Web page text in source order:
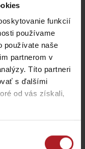
funkcií
používame
používate naše
partnerom v
Títo partneri
s ďalšími
od vás získali,
nikde uverejnené, ani to
chaty Magurka?
odtiaľ pešo? Je to 12
bez auta?